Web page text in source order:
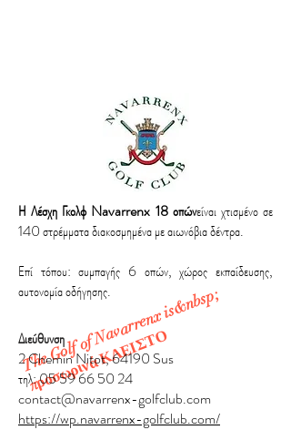
Η Λέσχη Γκολφ Navarrenx 18 οπώνείναι χτισμένο σε
140 στρέμματα διακοσμημένα με αιωνόβια δέντρα.
Επί τόπου: συμπαγής 6 οπών, χώρος εκπαίδευσης,
αυτονομία οδήγησης.
The Golf of Navarrenx is&nbsp;
προσωρινά ΚΛΕΙΣΤΟ
Διεύθυνση
2 Chemin Nitot, 64190 Sus
τηλ:05 59 66 50 24
contact@navarrenx-golfclub.com
https://wp.navarrenx-golfclub.com/